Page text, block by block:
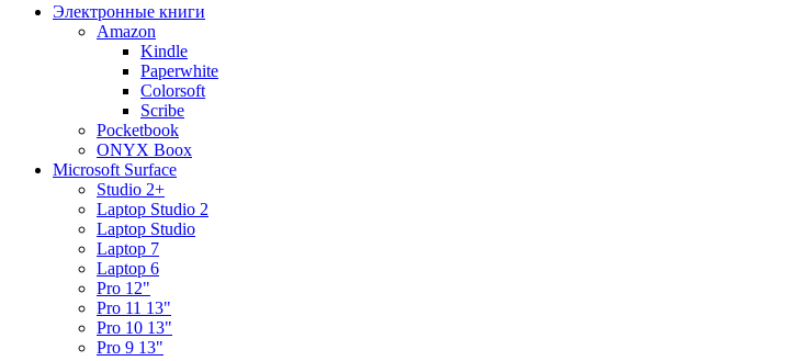
Электронные книги
Amazon
Kindle
Paperwhite
Colorsoft
Scribe
Pocketbook
ONYX Boox
Microsoft Surface
Studio 2+
Laptop Studio 2
Laptop Studio
Laptop 7
Laptop 6
Pro 12"
Pro 11 13"
Pro 10 13"
Pro 9 13"